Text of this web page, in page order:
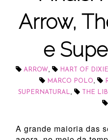
Arrow,
e
ARROW, HART OF DIXIE
MARCO POLO,
SUPERNATURAL, THE
A grande maioria das